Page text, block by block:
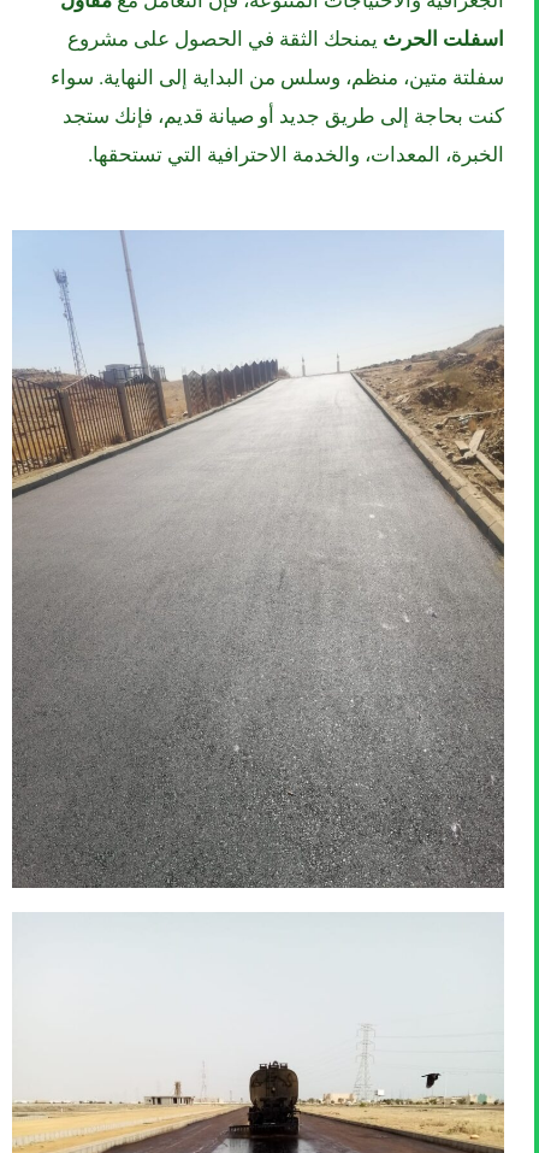
اسفلت الحرث يمنحك الثقة في الحصول على مشروع
سفلتة متين، منظم، وسلس من البداية إلى النهاية. سواء
كنت بحاجة إلى طريق جديد أو صيانة قديم، فإنك ستجد
الخبرة، المعدات، والخدمة الاحترافية التي تستحقها.